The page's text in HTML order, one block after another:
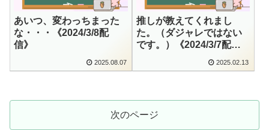
あいつ、変わっちまった
な・・・《2024/3/8配
信》
2025.08.07
推しが教えてくれまし
た。（ダジャレではない
です。）《2024/3/7配
2025.02.13
次のページ